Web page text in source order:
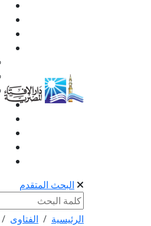
البحث المتقدم
الرئيسية الفتاوى